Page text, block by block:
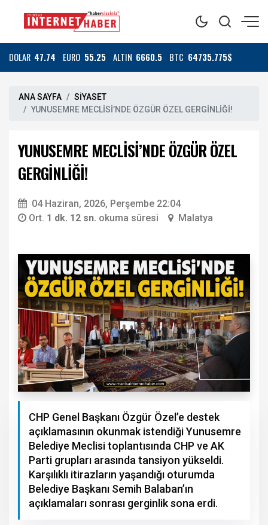
DOLAR 47.74 EURO 55.25 ALTIN 6660.5 BTC 64735.775$
ANA SAYFA
SİYASET
YUNUSEMRE MECLİSİ’NDE ÖZGÜR ÖZEL GERGİNLİĞİ!
YUNUSEMRE MECLİSİ’NDE ÖZGÜR ÖZEL
GERGİNLİĞİ!
04 Haziran, 2026, Perşembe 22:04
Ort. 1 dk. 12 sn. okuma süresi Malatya
CHP Genel Başkanı Özgür Özel’e destek
açıklamasının okunmak istendiği Yunusemre
Belediye Meclisi toplantısında CHP ve AK
Parti grupları arasında tansiyon yükseldi.
Karşılıklı itirazların yaşandığı oturumda
Belediye Başkanı Semih Balaban’ın
açıklamaları sonrası gerginlik sona erdi.